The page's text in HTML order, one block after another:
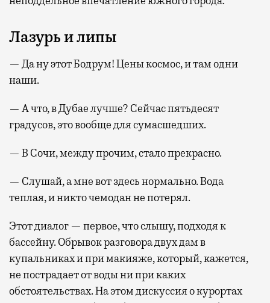
Лазурь и липы
— Да ну этот Бодрум! Цены космос, и там одни
наши.
— А что, в Дубае лучше? Сейчас пятьдесят
градусов, это вообще для сумасшедших.
— В Сочи, между прочим, стало прекрасно.
— Слушай, а мне вот здесь нормально. Вода
теплая, и никто чемодан не потерял.
Этот диалог — первое, что слышу, подходя к
бассейну. Обрывок разговора двух дам в
купальниках и при макияже, который, кажется,
не пострадает от воды ни при каких
обстоятельствах. На этом дискуссия о курортах